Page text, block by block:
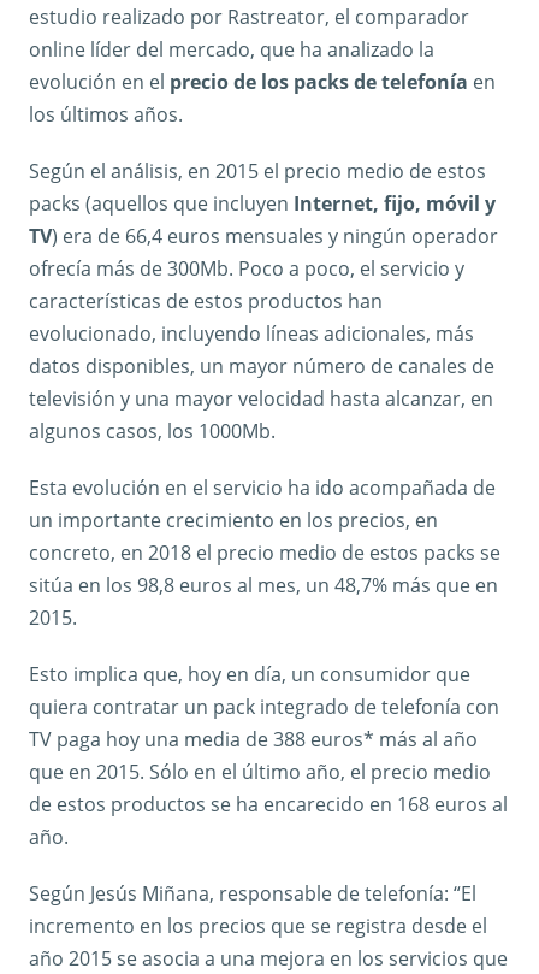
estudio realizado por Rastreator, el comparador
online líder del mercado, que ha analizado la
evolución en el precio de los packs de telefonía en
los últimos años.
Según el análisis, en 2015 el precio medio de estos
packs (aquellos que incluyen Internet, fijo, móvil y
TV) era de 66,4 euros mensuales y ningún operador
ofrecía más de 300Mb. Poco a poco, el servicio y
características de estos productos han
evolucionado, incluyendo líneas adicionales, más
datos disponibles, un mayor número de canales de
televisión y una mayor velocidad hasta alcanzar, en
algunos casos, los 1000Mb.
Esta evolución en el servicio ha ido acompañada de
un importante crecimiento en los precios, en
concreto, en 2018 el precio medio de estos packs se
sitúa en los 98,8 euros al mes, un 48,7% más que en
2015.
Esto implica que, hoy en día, un consumidor que
quiera contratar un pack integrado de telefonía con
TV paga hoy una media de 388 euros* más al año
que en 2015. Sólo en el último año, el precio medio
de estos productos se ha encarecido en 168 euros al
año.
Según Jesús Miñana, responsable de telefonía: “El
incremento en los precios que se registra desde el
año 2015 se asocia a una mejora en los servicios que